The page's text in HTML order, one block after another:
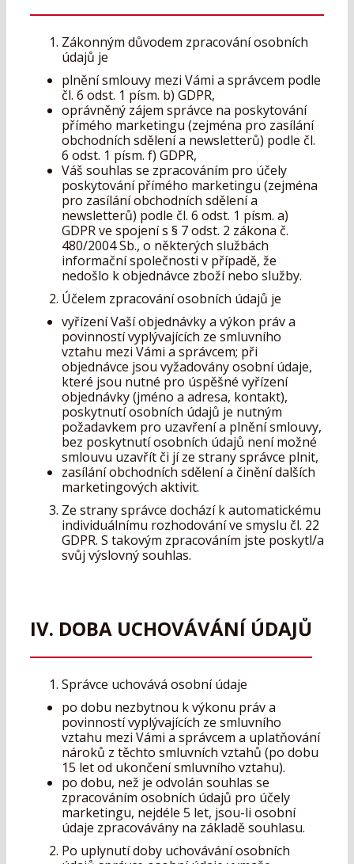
Zákonným důvodem zpracování osobních
údajů je
plnění smlouvy mezi Vámi a správcem podle
čl. 6 odst. 1 písm. b) GDPR,
oprávněný zájem správce na poskytování
přímého marketingu (zejména pro zasílání
obchodních sdělení a newsletterů) podle čl.
6 odst. 1 písm. f) GDPR,
Váš souhlas se zpracováním pro účely
poskytování přímého marketingu (zejména
pro zasílání obchodních sdělení a
newsletterů) podle čl. 6 odst. 1 písm. a)
GDPR ve spojení s § 7 odst. 2 zákona č.
480/2004 Sb., o některých službách
informační společnosti v případě, že
nedošlo k objednávce zboží nebo služby.
Účelem zpracování osobních údajů je
vyřízení Vaší objednávky a výkon práv a
povinností vyplývajících ze smluvního
vztahu mezi Vámi a správcem; při
objednávce jsou vyžadovány osobní údaje,
které jsou nutné pro úspěšné vyřízení
objednávky (jméno a adresa, kontakt),
poskytnutí osobních údajů je nutným
požadavkem pro uzavření a plnění smlouvy,
bez poskytnutí osobních údajů není možné
smlouvu uzavřít či jí ze strany správce plnit,
zasílání obchodních sdělení a činění dalších
marketingových aktivit.
Ze strany správce dochází k automatickému
individuálnímu rozhodování ve smyslu čl. 22
GDPR. S takovým zpracováním jste poskytl/a
svůj výslovný souhlas.
IV. DOBA UCHOVÁVÁNÍ ÚDAJŮ
Správce uchovává osobní údaje
po dobu nezbytnou k výkonu práv a
povinností vyplývajících ze smluvního
vztahu mezi Vámi a správcem a uplatňování
nároků z těchto smluvních vztahů (po dobu
15 let od ukončení smluvního vztahu).
po dobu, než je odvolán souhlas se
zpracováním osobních údajů pro účely
marketingu, nejdéle 5 let, jsou-li osobní
údaje zpracovávány na základě souhlasu.
Po uplynutí doby uchovávání osobních